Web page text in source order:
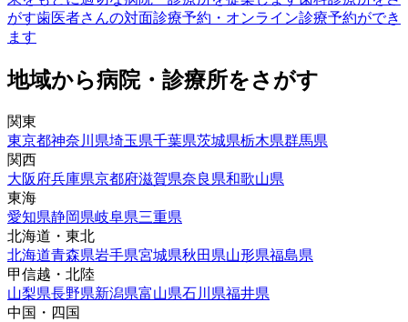
がす歯医者さんの対面診療予約・オンライン診療予約ができ
ます
地域から病院・診療所をさがす
関東
東京都神奈川県埼玉県千葉県茨城県栃木県群馬県
関西
大阪府兵庫県京都府滋賀県奈良県和歌山県
東海
愛知県静岡県岐阜県三重県
北海道・東北
北海道青森県岩手県宮城県秋田県山形県福島県
甲信越・北陸
山梨県長野県新潟県富山県石川県福井県
中国・四国